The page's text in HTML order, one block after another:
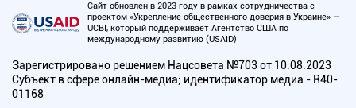
Сайт обновлен в 2023 году в рамках сотрудничества с
проектом «Укрепление общественного доверия в Украине» —
UCBI, который поддерживает Агентство США по
международному развитию (USAID)
Зарегистрировано решением Нацсовета №703 от 10.08.2023
Субъект в сфере онлайн-медиа; идентификатор медиа - R40-
01168